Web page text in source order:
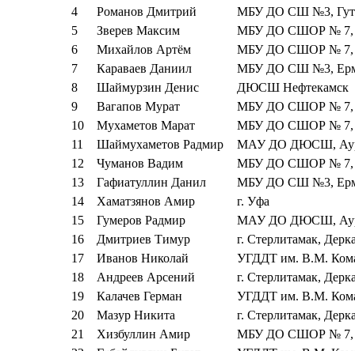
4
Романов Дмитрий
МБУ ДО СШ №3,
5
Зверев Максим
МБУ ДО СШОР № 7,
6
Михайлов Артём
МБУ ДО СШОР № 7,
7
Караваев Даниил
МБУ ДО СШ №3,
8
Шаймурзин Денис
ДЮСШ Нефтекамск
9
Вагапов Мурат
МБУ ДО СШОР № 7,
10
Мухаметов Марат
МБУ ДО СШОР № 7,
11
Шаймухаметов Радмир
МАУ ДО ДЮСШ,
12
Чуманов Вадим
МБУ ДО СШОР № 7,
13
Гафиатуллин Данил
МБУ ДО СШ №3,
14
Хаматзянов Амир
г. Уфа
15
Гумеров Радмир
МАУ ДО ДЮСШ,
16
Дмитриев Тимур
г. Стерлитамак,
17
Иванов Николай
УГДДТ им. В.М.
18
Андреев Арсений
г. Стерлитамак,
19
Калачев Герман
УГДДТ им. В.М.
20
Мазур Никита
г. Стерлитамак,
21
Хизбуллин Амир
МБУ ДО СШОР № 7,